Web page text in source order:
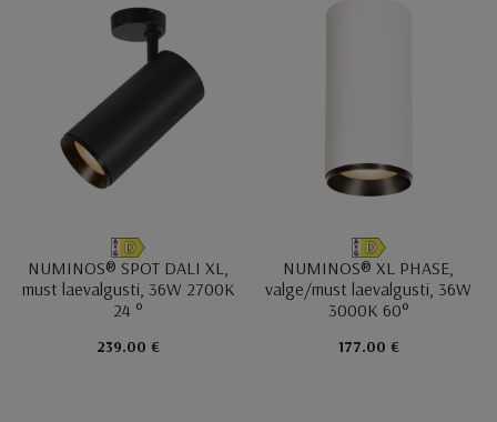
NUMINOS® SPOT DALI XL,
must laevalgusti, 36W 2700K
24 °
239.00 €
NUMINOS® XL PHASE,
valge/must laevalgusti, 36W
3000K 60°
177.00 €